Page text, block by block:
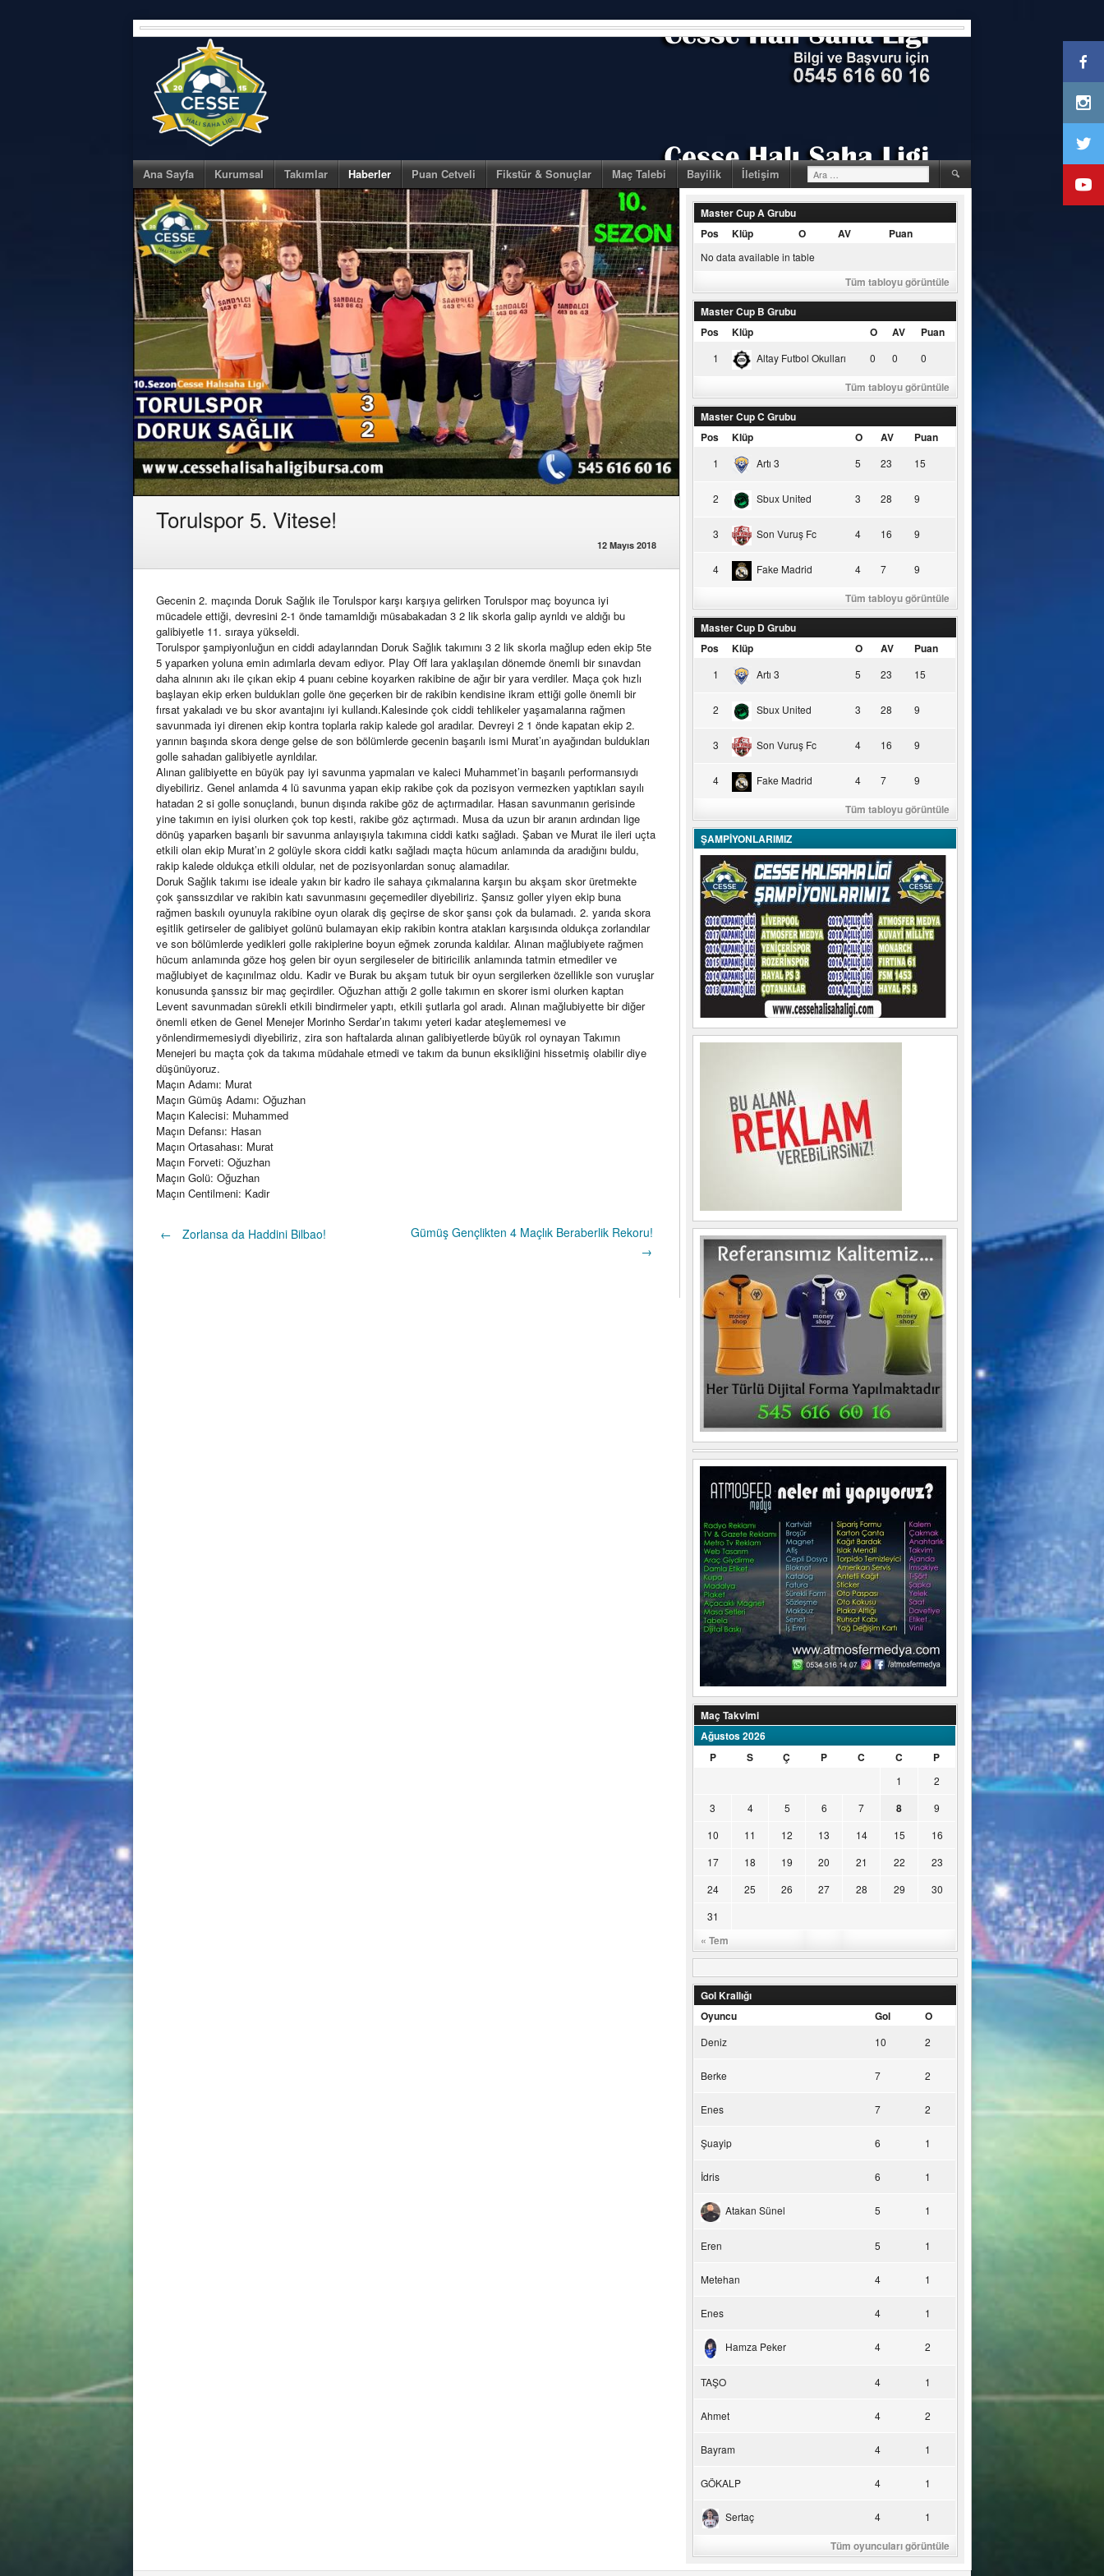
Skip
to
Ana Sayfa Kurumsal Takımlar Haberler Puan Cetveli Fikstür & Sonuçlar Maç Talebi Bayilik İletişim Arama:
Torulspor 5. Vitese!
12 Mayıs 2018
Gecenin 2. maçında Doruk Sağlık ile Torulspor karşı karşıya gelirken Torulspor maç boyunca iyi
mücadele ettiği, devresini 2-1 önde tamamldığı müsabakadan 3 2 lik skorla galip ayrıldı ve aldığı bu
galibiyetle 11. sıraya yükseldi.
Torulspor şampiyonluğun en ciddi adaylarından Doruk Sağlık takımını 3 2 lik skorla mağlup eden ekip 5te
5 yaparken yoluna emin adımlarla devam ediyor. Play Off lara yaklaşılan dönemde önemli bir sınavdan
daha alnının akı ile çıkan ekip 4 puanı cebine koyarken rakibine de ağır bir yara verdiler. Maça çok hızlı
başlayan ekip erken buldukları golle öne geçerken bir de rakibin kendisine ikram ettiği golle önemli bir
fırsat yakaladı ve bu skor avantajını iyi kullandı.Kalesinde çok ciddi tehlikeler yaşamalarına rağmen
savunmada iyi direnen ekip kontra toplarla rakip kalede gol aradılar. Devreyi 2 1 önde kapatan ekip 2.
yarının başında skora denge gelse de son bölümlerde gecenin başarılı ismi Murat’ın ayağından buldukları
golle sahadan galibiyetle ayrıldılar.
Alınan galibiyette en büyük pay iyi savunma yapmaları ve kaleci Muhammet’in başarılı performansıydı
diyebiliriz. Genel anlamda 4 lü savunma yapan ekip rakibe çok da pozisyon vermezken yaptıkları sayılı
hatadan 2 si golle sonuçlandı, bunun dışında rakibe göz de açtırmadılar. Hasan savunmanın gerisinde
yine takımın en iyisi olurken çok top kesti, rakibe göz açtırmadı. Musa da uzun bir aranın ardından lige
dönüş yaparken başarılı bir savunma anlayışıyla takımına ciddi katkı sağladı. Şaban ve Murat ile ileri uçta
etkili olan ekip Murat’ın 2 golüyle skora ciddi katkı sağladı maçta hücum anlamında da aradığını buldu,
rakip kalede oldukça etkili oldular, net de pozisyonlardan sonuç alamadılar.
Doruk Sağlık takımı ise ideale yakın bir kadro ile sahaya çıkmalarına karşın bu akşam skor üretmekte
çok şanssızdılar ve rakibin katı savunmasını geçemediler diyebiliriz. Şansız goller yiyen ekip buna
rağmen baskılı oyunuyla rakibine oyun olarak diş geçirse de skor şansı çok da bulamadı. 2. yarıda skora
eşitlik getirseler de galibiyet golünü bulamayan ekip rakibin kontra atakları karşısında oldukça zorlandılar
ve son bölümlerde yedikleri golle rakiplerine boyun eğmek zorunda kaldılar. Alınan mağlubiyete rağmen
hücum anlamında göze hoş gelen bir oyun sergileseler de bitiricilik anlamında tatmin etmediler ve
mağlubiyet de kaçınılmaz oldu. Kadir ve Burak bu akşam tutuk bir oyun sergilerken özellikle son vuruşlar
konusunda şanssız bir maç geçirdiler. Oğuzhan attığı 2 golle takımın en skorer ismi olurken kaptan
Levent savunmadan sürekli etkili bindirmeler yaptı, etkili şutlarla gol aradı. Alınan mağlubiyette bir diğer
önemli etken de Genel Menejer Morinho Serdar’ın takımı yeteri kadar ateşlememesi ve
yönlendirmemesiydi diyebiliriz, zira son haftalarda alınan galibiyetlerde büyük rol oynayan Takımın
Menejeri bu maçta çok da takıma müdahale etmedi ve takım da bunun eksikliğini hissetmiş olabilir diye
düşünüyoruz.
Maçın Adamı: Murat
Maçın Gümüş Adamı: Oğuzhan
Maçın Kalecisi: Muhammed
Maçın Defansı: Hasan
Maçın Ortasahası: Murat
Maçın Forveti: Oğuzhan
Maçın Golü: Oğuzhan
Maçın Centilmeni: Kadir
Post
← Zorlansa da Haddini Bilbao!
Gümüş Gençlikten 4 Maçlık Beraberlik Rekoru!
→
Master Cup A Grubu
Pos
Klüp O AV Puan
No data available in table
Tüm tabloyu görüntüle
Master Cup B Grubu
Pos
Klüp O AV Puan
1 Altay Futbol Okulları 0 0 0
Tüm tabloyu görüntüle
Master Cup C Grubu
Pos
Klüp O AV Puan
1 Artı 3 5 23 15
2 Sbux United 3 28 9
3 Son Vuruş Fc 4 16 9
4 Fake Madrid 4 7 9
Tüm tabloyu görüntüle
Master Cup D Grubu
Pos
Klüp O AV Puan
1 Artı 3 5 23 15
2 Sbux United 3 28 9
3 Son Vuruş Fc 4 16 9
4 Fake Madrid 4 7 9
Tüm tabloyu görüntüle
ŞAMPİYONLARIMIZ
Maç Takvimi
Ağustos 2026
P
S Ç P C C P
« Tem
1
2
3
4 5 6 7 8
9
10
11 12 13 14 15
16
17
18 19 20 21 22
23
24
25 26 27 28 29
30
31
Gol Krallığı
Oyuncu
Gol O
Deniz 10 2
Berke 7 2
Enes 7 2
Şuayip 6 1
İdris 6 1
Atakan Sünel 5 1
Eren 5 1
Metehan 4 1
Enes 4 1
Hamza Peker 4 2
TAŞO 4 1
Ahmet 4 2
Bayram 4 1
GÖKALP 4 1
Sertaç 4 1
Tüm oyuncuları görüntüle